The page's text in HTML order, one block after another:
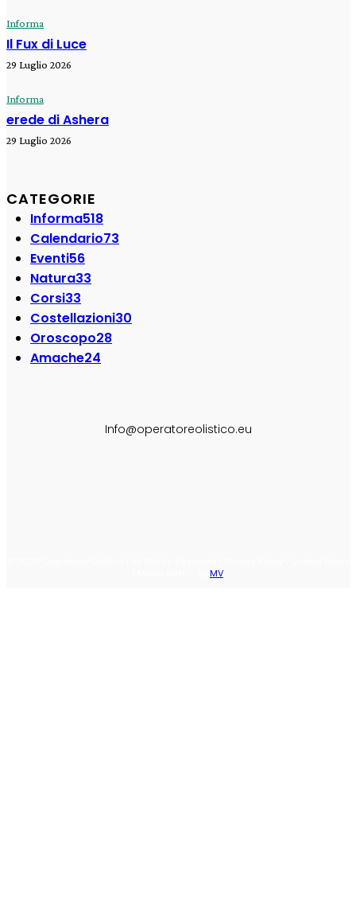
Informa
Il Fux di Luce
29 Luglio 2026
Informa
erede di Ashera
29 Luglio 2026
CATEGORIE
Informa518
Calendario73
Eventi56
Natura33
Corsi33
Costellazioni30
Oroscopo28
Amache24
Info@operatoreolistico.eu
MV